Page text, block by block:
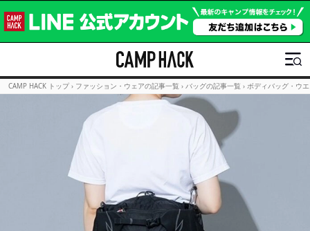
CAMP HACK トップ › ファッション・ウェアの記事一覧 › バッグの記事一覧 › ボディバッグ・ウ